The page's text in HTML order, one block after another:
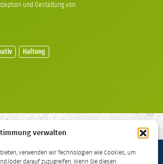
verwalten
verwenden wir Technologien wie Cookies, um
oder darauf zuzugreifen. Wenn Sie diesen
und Gestaltung von
Haltung